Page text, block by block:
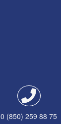
0 (850) 259 88 75